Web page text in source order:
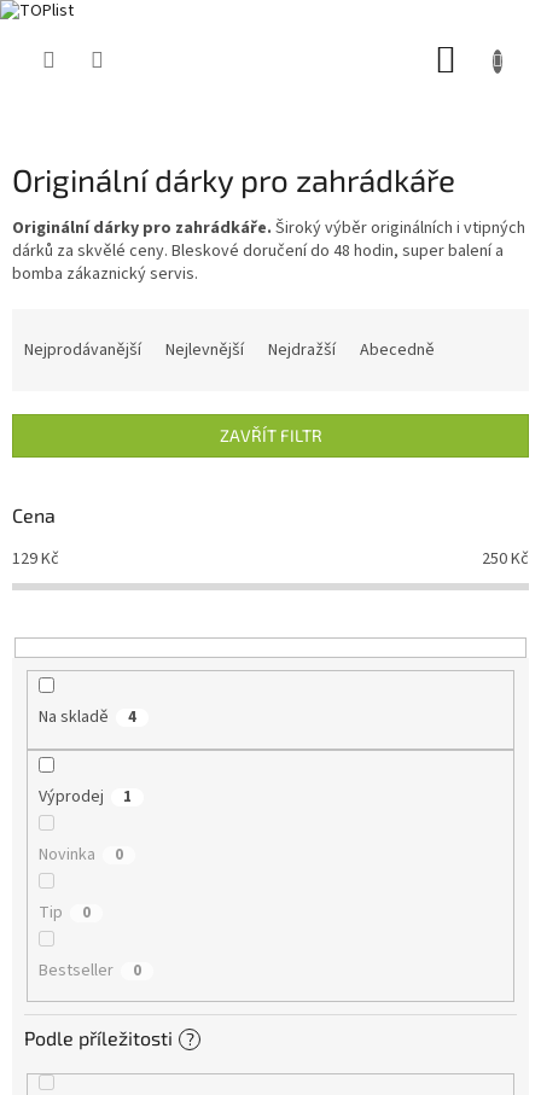
Originální dárky pro zahrádkáře
Originální dárky pro zahrádkáře. Široký výběr originálních i vtipných
dárků za skvělé ceny. Bleskové doručení do 48 hodin, super balení a
bomba zákaznický servis.
í
r
o
d
u
t
ů
Nejprodávanější Nejlevnější Nejdražší Abecedně
ZAVŘÍT FILTR
Cena
129Kč 250Kč
Na skladě 4
Výprodej 1
Novinka 0
Tip 0
Bestseller 0
Podle příležitosti ?